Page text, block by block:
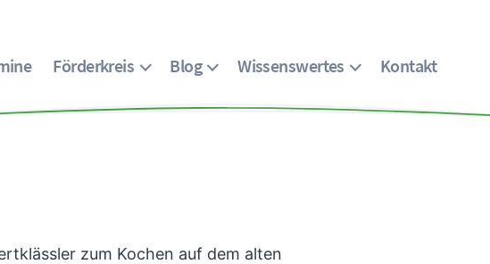
Förderkreis Blog Wissenswertes Kontakt
zum Kochen auf dem alten